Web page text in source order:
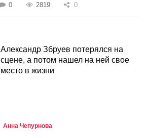
0 2819 0
Александр Збруев потерялся на
сцене, а потом нашел на ней свое
место в жизни
Анна Чепурнова